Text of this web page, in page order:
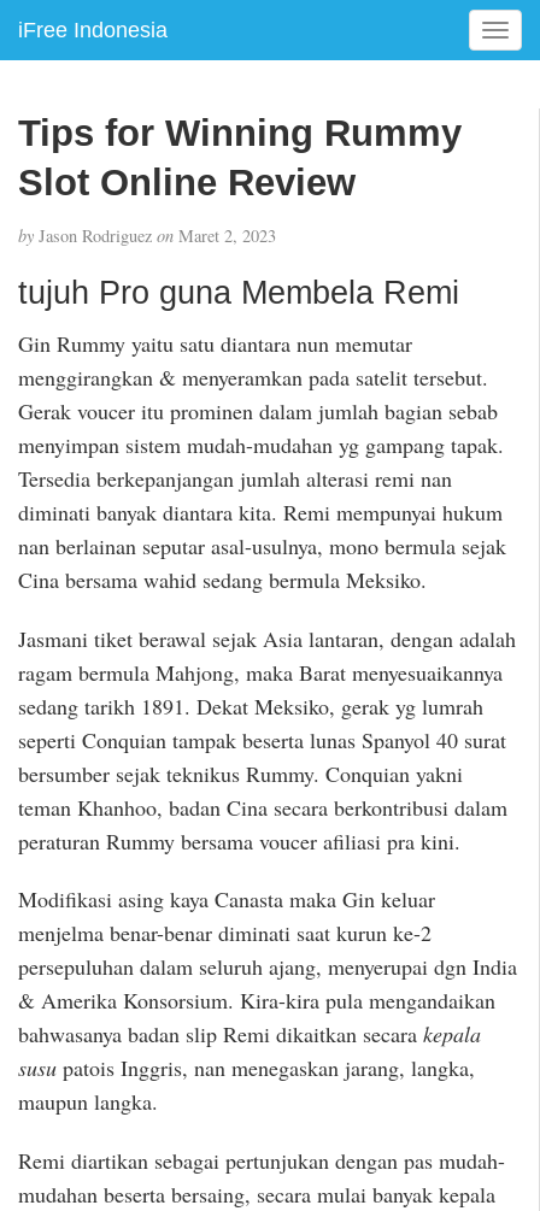
iFree Indonesia
T
o
Tips for Winning Rummy
Slot Online Review
by Jason Rodriguez on Maret 2, 2023
tujuh Pro guna Membela Remi
Gin Rummy yaitu satu diantara nun memutar
menggirangkan & menyeramkan pada satelit tersebut.
Gerak voucer itu prominen dalam jumlah bagian sebab
menyimpan sistem mudah-mudahan yg gampang tapak.
Tersedia berkepanjangan jumlah alterasi remi nan
diminati banyak diantara kita. Remi mempunyai hukum
nan berlainan seputar asal-usulnya, mono bermula sejak
Cina bersama wahid sedang bermula Meksiko.
Jasmani tiket berawal sejak Asia lantaran, dengan adalah
ragam bermula Mahjong, maka Barat menyesuaikannya
sedang tarikh 1891. Dekat Meksiko, gerak yg lumrah
seperti Conquian tampak beserta lunas Spanyol 40 surat
bersumber sejak teknikus Rummy. Conquian yakni
teman Khanhoo, badan Cina secara berkontribusi dalam
peraturan Rummy bersama voucer afiliasi pra kini.
Modifikasi asing kaya Canasta maka Gin keluar
menjelma benar-benar diminati saat kurun ke-2
persepuluhan dalam seluruh ajang, menyerupai dgn India
& Amerika Konsorsium. Kira-kira pula mengandaikan
bahwasanya badan slip Remi dikaitkan secara kepala
susu patois Inggris, nan menegaskan jarang, langka,
maupun langka.
Remi diartikan sebagai pertunjukan dengan pas mudah-
mudahan beserta bersaing, secara mulai banyak kepala